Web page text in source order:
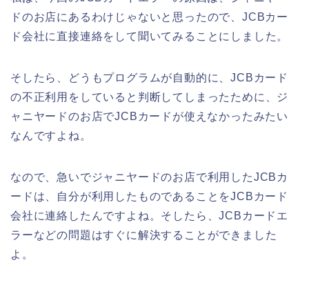
ドのお店にあるわけじゃないと思ったので、JCBカー
ド会社に直接連絡をして聞いてみることにしました。
そしたら、どうもプログラムが自動的に、JCBカード
の不正利用をしていると判断してしまったために、ジ
ャニヤードのお店でJCBカードが使えなかったみたい
なんですよね。
なので、急いでジャニヤードのお店で利用したJCBカ
ードは、自分が利用したものであることをJCBカード
会社に連絡したんですよね。そしたら、JCBカードエ
ラーなどの問題はすぐに解決することができました
よ。